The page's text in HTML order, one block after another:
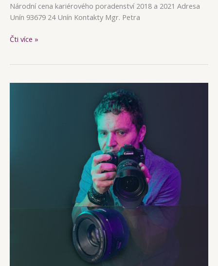
Národní cena kariérového poradenství 2018 a 2021 Adresa
Unín 93679 24 Unín Kontakty Mgr. Petra
Mgr.
Čti více »